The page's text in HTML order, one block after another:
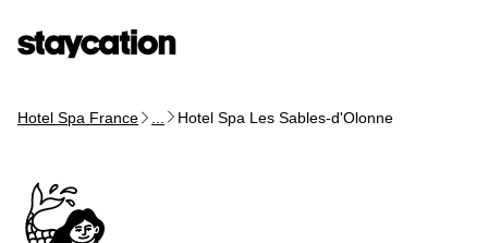
Hotel Spa France Hotel Spa Les Sables-d'Olonne